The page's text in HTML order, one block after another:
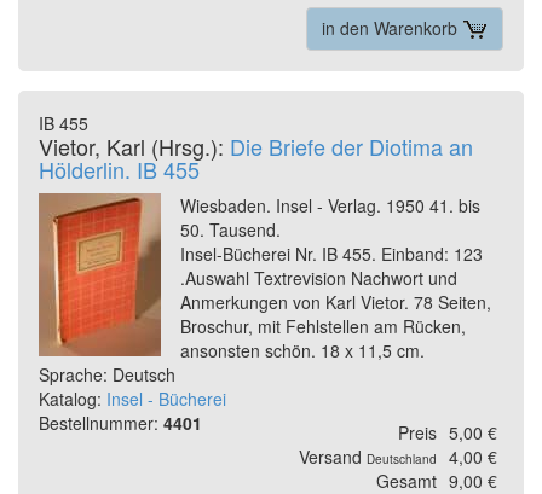
in den Warenkorb
IB 455
Vietor, Karl (Hrsg.): Die Briefe der Diotima an
Hölderlin. IB 455
Wiesbaden. Insel - Verlag. 1950 41. bis
50. Tausend.
Insel-Bücherei Nr. IB 455. Einband: 123
.Auswahl Textrevision Nachwort und
Anmerkungen von Karl Vietor. 78 Seiten,
Broschur, mit Fehlstellen am Rücken,
ansonsten schön. 18 x 11,5 cm.
Sprache: Deutsch
Katalog: Insel - Bücherei
Bestellnummer: 4401 Preis 5,00 €
Versand Deutschland
4,00 €
Gesamt 9,00 €